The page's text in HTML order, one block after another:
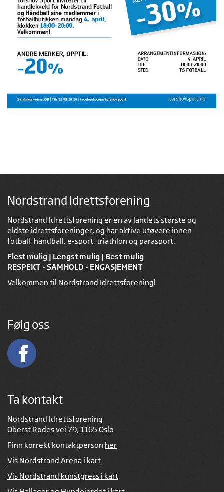
Nordstrand Idrettsforening
Nordstrand Idrettsforening er en av landets største og
eldste idrettsforeninger, og har aktive utøvere innen
fotball, håndball, e-sport, triathlon og parasport.
Flest mulig | Lengst mulig | Best mulig
RESPEKT - SAMHOLD - ENGASJEMENT
Velkommen til Nordstrand Idrettsforening!
Følg oss
Ta kontakt
Nordstrand Idrettsforening
Oberst Rodes vei 79, 1165 Oslo
Finn korrekt kontaktperson her
Vis Nordstrand Arena i kart
Vis Nordstrand kunstgress i kart